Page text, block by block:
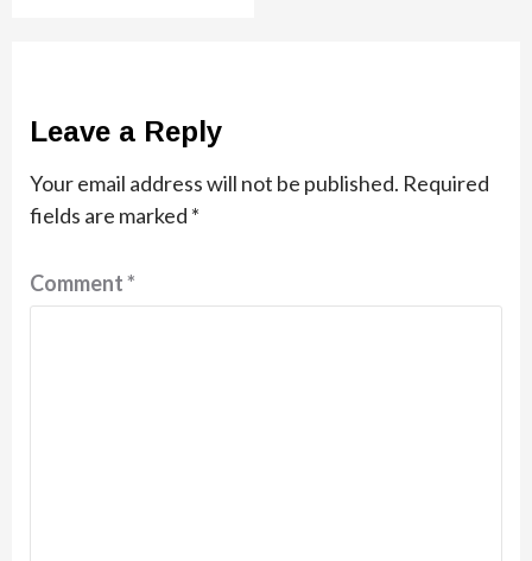
Leave a Reply
Your email address will not be published. Required
fields are marked *
Comment*